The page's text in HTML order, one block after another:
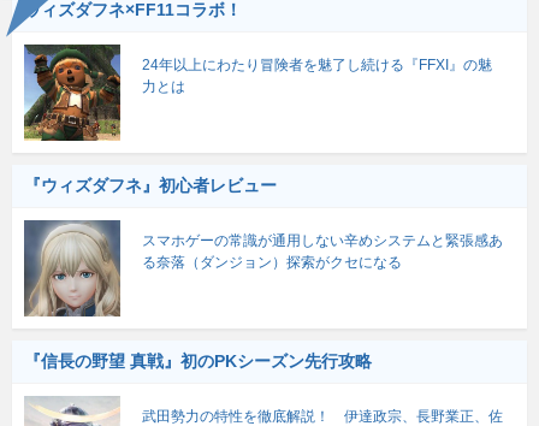
ウィズダフネ×FF11コラボ！
24年以上にわたり冒険者を魅了し続ける『FFXI』の魅
力とは
『ウィズダフネ』初心者レビュー
スマホゲーの常識が通用しない辛めシステムと緊張感あ
る奈落（ダンジョン）探索がクセになる
『信長の野望 真戦』初のPKシーズン先行攻略
武田勢力の特性を徹底解説！ 伊達政宗、長野業正、佐